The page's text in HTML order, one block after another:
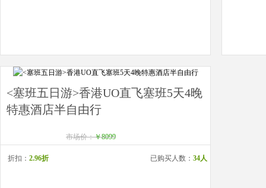
<塞班五日游>香港UO直飞塞班5天4晚
特惠酒店半自由行
市场价：￥8099
折扣： 2.96折 已购买人数： 34人